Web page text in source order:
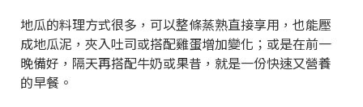
地瓜的料理方式很多，可以整條蒸熟直接享用，也能壓
成地瓜泥，夾入吐司或搭配雞蛋增加變化；或是在前一
晚備好，隔天再搭配牛奶或果昔，就是一份快速又營養
的早餐。